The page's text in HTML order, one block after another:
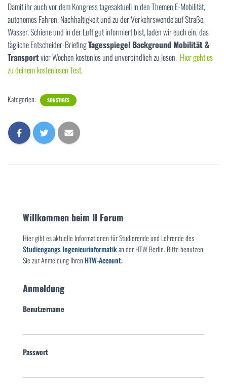
Damit ihr auch vor dem Kongress tagesaktuell in den Themen E-Mobilität,
autonomes Fahren, Nachhaltigkeit und zu der Verkehrswende auf Straße,
Wasser, Schiene und in der Luft gut informiert bist, laden wir euch ein, das
tägliche Entscheider-BriefingTagesspiegel Background Mobilität &
Transportvier Wochen kostenlos und unverbindlich zu lesen. Hier geht es
zu deinem kostenlosen Test.
Kategorien: SONSTIGES
Willkommen beim II Forum
Hier gibt es aktuelle Informationen für Studierende und Lehrende des
Studiengangs Ingenieurinformatikan der HTW Berlin. Bitte benutzen
Sie zur Anmeldung IhrenHTW-Account.
Anmeldung
Benutzername
Passwort